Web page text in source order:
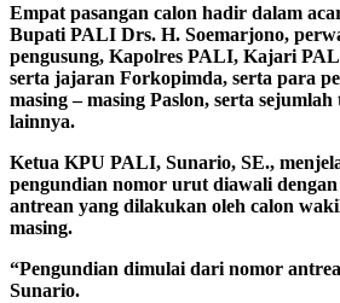
Empat pasangan calon hadir dalam
Bupati PALI Drs. H. Soemarjono,
pengusung, Kapolres PALI, Kajari
serta jajaran Forkopimda, serta para
masing – masing Paslon, serta
lainnya.
Ketua KPU PALI, Sunario, SE.,
pengundian nomor urut diawali
antrean yang dilakukan oleh calon
masing.
“Pengundian dimulai dari nomor
Sunario.